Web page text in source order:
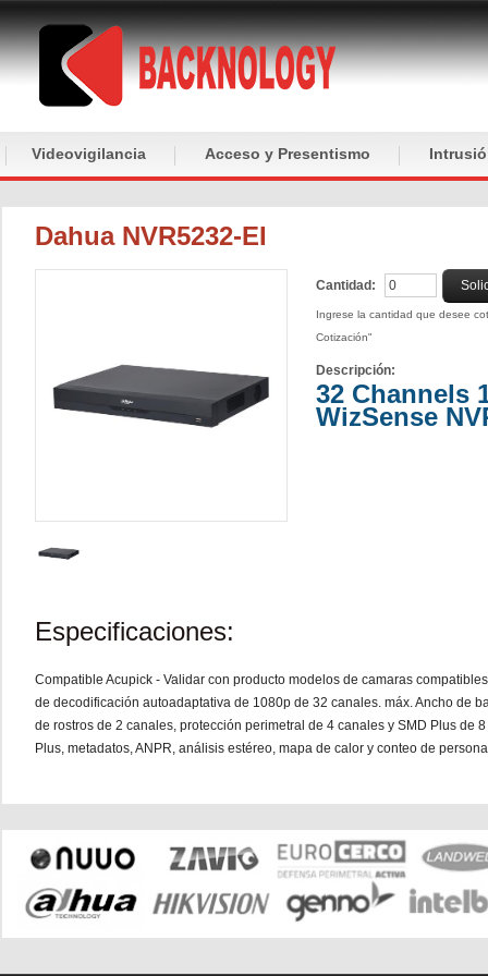
Videovigilancia Acceso y Presentismo
Dahua NVR5232-EI
Cantidad:
Ingrese la cantidad que desee
Cotización"
Descripción:
32 Channels
WizSense
Especificaciones:
Compatible Acupick - Validar con producto modelos de camaras
de decodificación autoadaptativa de 1080p de 32 canales. máx. Ancho de
de rostros de 2 canales, protección perimetral de 4 canales y SMD Plus de
Plus, metadatos, ANPR, análisis estéreo, mapa de calor y conteo de